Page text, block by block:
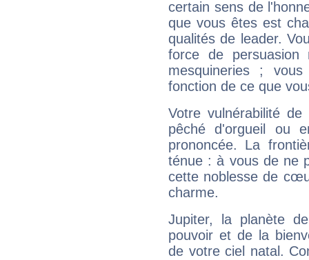
certain sens de
que vous êtes est
qualités de leader.
force de
mesquineries ;
fonction de ce que
Votre vulnérabilité
pêché d'orgueil ou
prononcée. La
ténue : à vous de ne
cette noblesse de
charme.
Jupiter, la planète
pouvoir et de la
de votre ciel natal.